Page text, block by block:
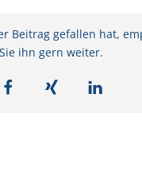
Beitrag gefallen hat,
Sie ihn gern weiter.